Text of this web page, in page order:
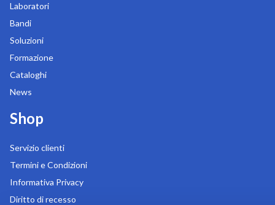
Laboratori
Bandi
Soluzioni
Formazione
Cataloghi
News
Shop
Servizio clienti
Termini e Condizioni
Informativa Privacy
Diritto di recesso